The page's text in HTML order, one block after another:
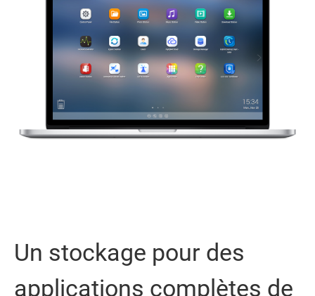
Un stockage pour des
applications complètes de